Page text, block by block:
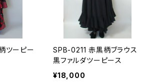
ツーピー
SPB-0211 赤黒柄ブラウス
黒ファルダツーピース
¥18,000